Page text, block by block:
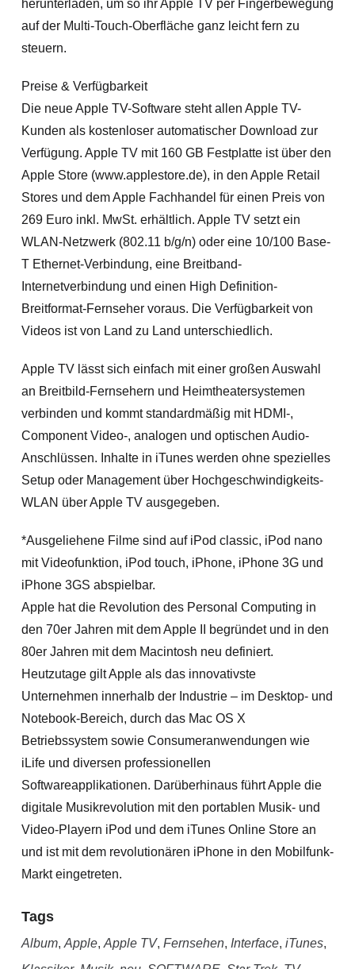
herunterladen, um so ihr Apple TV per Fingerbewegung
auf der Multi-Touch-Oberfläche ganz leicht fern zu
steuern.
Preise & Verfügbarkeit
Die neue Apple TV-Software steht allen Apple TV-
Kunden als kostenloser automatischer Download zur
Verfügung. Apple TV mit 160 GB Festplatte ist über den
Apple Store (www.applestore.de), in den Apple Retail
Stores und dem Apple Fachhandel für einen Preis von
269 Euro inkl. MwSt. erhältlich. Apple TV setzt ein
WLAN-Netzwerk (802.11 b/g/n) oder eine 10/100 Base-
T Ethernet-Verbindung, eine Breitband-
Internetverbindung und einen High Definition-
Breitformat-Fernseher voraus. Die Verfügbarkeit von
Videos ist von Land zu Land unterschiedlich.
Apple TV lässt sich einfach mit einer großen Auswahl
an Breitbild-Fernsehern und Heimtheatersystemen
verbinden und kommt standardmäßig mit HDMI-,
Component Video-, analogen und optischen Audio-
Anschlüssen. Inhalte in iTunes werden ohne spezielles
Setup oder Management über Hochgeschwindigkeits-
WLAN über Apple TV ausgegeben.
*Ausgeliehene Filme sind auf iPod classic, iPod nano
mit Videofunktion, iPod touch, iPhone, iPhone 3G und
iPhone 3GS abspielbar.
Apple hat die Revolution des Personal Computing in
den 70er Jahren mit dem Apple II begründet und in den
80er Jahren mit dem Macintosh neu definiert.
Heutzutage gilt Apple als das innovativste
Unternehmen innerhalb der Industrie – im Desktop- und
Notebook-Bereich, durch das Mac OS X
Betriebssystem sowie Consumeranwendungen wie
iLife und diversen professionellen
Softwareapplikationen. Darüberhinaus führt Apple die
digitale Musikrevolution mit den portablen Musik- und
Video-Playern iPod und dem iTunes Online Store an
und ist mit dem revolutionären iPhone in den Mobilfunk-
Markt eingetreten.
Tags
Album, Apple, Apple TV, Fernsehen, Interface, iTunes,